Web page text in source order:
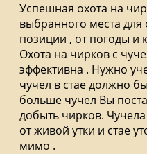
Успешная охота на
выбранного места
позиции , от погоды и
Охота на чирков с
эффективна . Нужно
чучел в стае должно
больше чучел Вы
добыть чирков.
от живой утки и стае
мимо .